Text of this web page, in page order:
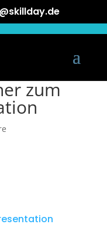
zum